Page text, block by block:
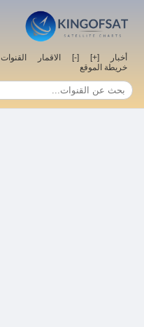
أخبار [+]
[-] الاقمار القنوات
خريطة الموقع